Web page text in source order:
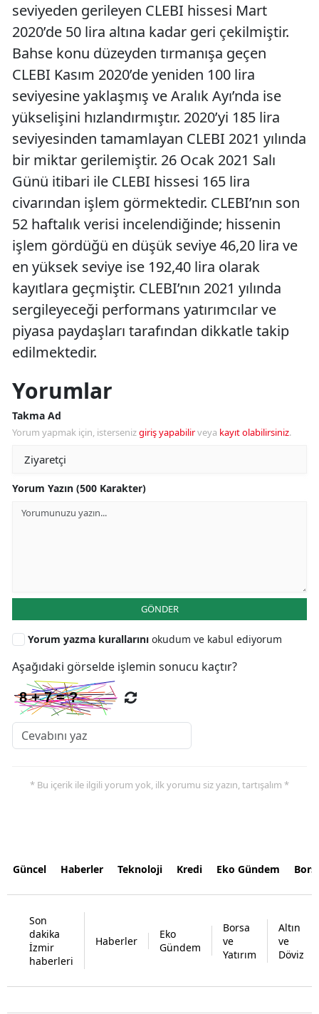
seviyeden gerileyen CLEBI hissesi Mart
2020’de 50 lira altına kadar geri çekilmiştir.
Bahse konu düzeyden tırmanışa geçen
CLEBI Kasım 2020’de yeniden 100 lira
seviyesine yaklaşmış ve Aralık Ayı’nda ise
yükselişini hızlandırmıştır. 2020’yi 185 lira
seviyesinden tamamlayan CLEBI 2021 yılında
bir miktar gerilemiştir. 26 Ocak 2021 Salı
Günü itibari ile CLEBI hissesi 165 lira
civarından işlem görmektedir. CLEBI’nın son
52 haftalık verisi incelendiğinde; hissenin
işlem gördüğü en düşük seviye 46,20 lira ve
en yüksek seviye ise 192,40 lira olarak
kayıtlara geçmiştir. CLEBI’nın 2021 yılında
sergileyeceği performans yatırımcılar ve
piyasa paydaşları tarafından dikkatle takip
edilmektedir.
Yorumlar
Takma Ad
Yorum yapmak için, istersenizgiriş yapabilirveya kayıt olabilirsiniz.
Yorum Yazın (500 Karakter)
GÖNDER
Yorum yazma kurallarını okudum ve kabul ediyorum
Aşağıdaki görselde işlemin sonucu kaçtır?
* Bu içerik ile ilgili yorum yok, ilk yorumu siz yazın, tartışalım *
Güncel Haberler Teknoloji Kredi Eko Gündem
Son
dakika
İzmir
haberleri
Haberler
Eko
Gündem
Borsa
ve
Yatırım
Altın
ve
Döviz